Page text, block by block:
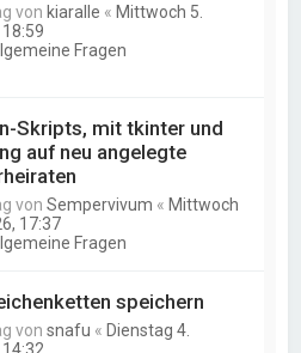
von kiaralle « Mittwoch 5.
Fragen
Skripts, mit tkinter und
auf neu angelegte
vonSempervivum « Mittwoch
17:37
Fragen
speichern
vonsnafu « Dienstag 4.